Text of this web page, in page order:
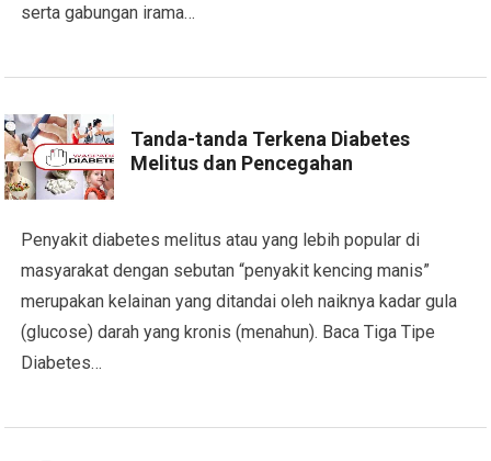
serta gabungan irama…
Tanda-tanda Terkena Diabetes
Melitus dan Pencegahan
Penyakit diabetes melitus atau yang lebih popular di
masyarakat dengan sebutan “penyakit kencing manis”
merupakan kelainan yang ditandai oleh naiknya kadar gula
(glucose) darah yang kronis (menahun). Baca Tiga Tipe
Diabetes…